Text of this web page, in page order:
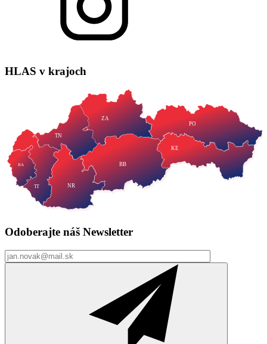
HLAS v krajoch
TT NR
TN
ZA
BB
PO
KE
BA
Odoberajte náš Newsletter